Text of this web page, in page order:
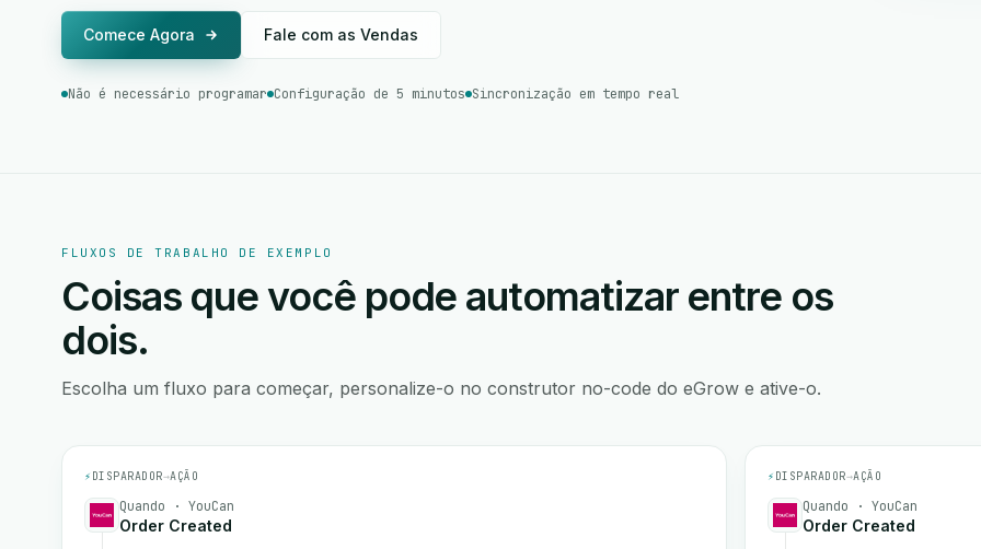
Comece Agora Fale com as Vendas
Não é necessário programar Configuração de 5 minutos Sincronização em tempo real
FLUXOS DE TRABALHO DE EXEMPLO
Coisas que você pode automatizar entre os
dois.
Escolha um fluxo para começar, personalize-o no construtor no-code do eGrow e ative-o.
⚡ DISPARADOR→AÇÃO
Quando · YouCan
Order Created
⚡ DISPARADOR→AÇÃO
Quando · YouCan
Order Created